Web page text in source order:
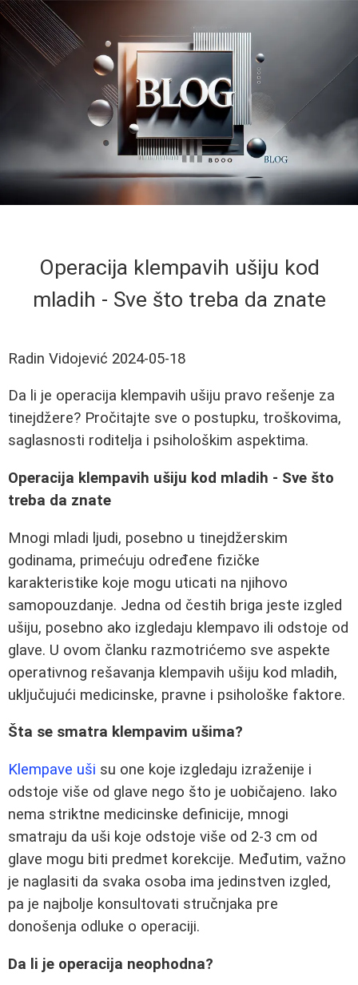
Operacija klempavih ušiju kod
mladih - Sve što treba da znate
Radin Vidojević 2024-05-18
Da li je operacija klempavih ušiju pravo rešenje za
tinejdžere? Pročitajte sve o postupku, troškovima,
saglasnosti roditelja i psihološkim aspektima.
Operacija klempavih ušiju kod mladih - Sve što
treba da znate
Mnogi mladi ljudi, posebno u tinejdžerskim
godinama, primećuju određene fizičke
karakteristike koje mogu uticati na njihovo
samopouzdanje. Jedna od čestih briga jeste izgled
ušiju, posebno ako izgledaju klempavo ili odstoje od
glave. U ovom članku razmotrićemo sve aspekte
operativnog rešavanja klempavih ušiju kod mladih,
uključujući medicinske, pravne i psihološke faktore.
Šta se smatra klempavim ušima?
Klempave uši su one koje izgledaju izraženije i
odstoje više od glave nego što je uobičajeno. Iako
nema striktne medicinske definicije, mnogi
smatraju da uši koje odstoje više od 2-3 cm od
glave mogu biti predmet korekcije. Međutim, važno
je naglasiti da svaka osoba ima jedinstven izgled,
pa je najbolje konsultovati stručnjaka pre
donošenja odluke o operaciji.
Da li je operacija neophodna?